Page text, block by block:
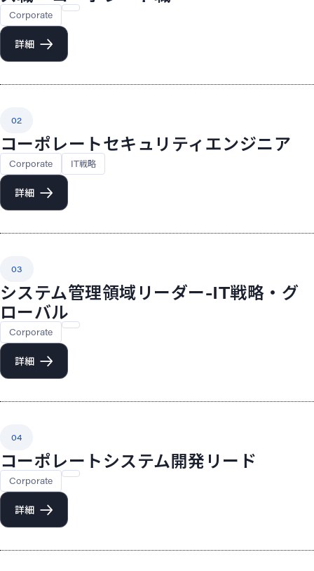
Corporate
詳細
02
コーポレートセキュリティエンジニア
Corporate IT戦略
詳細
03
システム管理領域リーダー-IT戦略・グ
ローバル
Corporate
詳細
04
コーポレートシステム開発リード
Corporate
詳細